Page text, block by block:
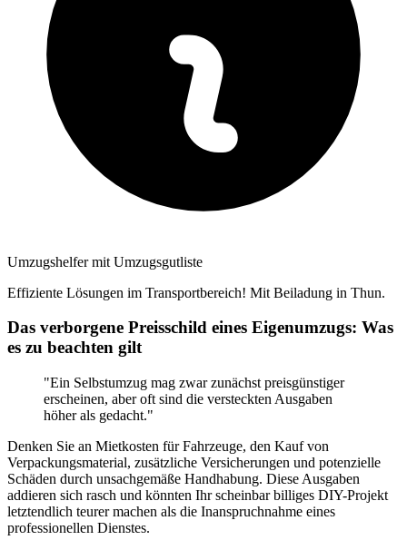
Umzugshelfer mit Umzugsgutliste
Effiziente Lösungen im Transportbereich! Mit Beiladung in Thun.
Das verborgene Preisschild eines Eigenumzugs: Was
es zu beachten gilt
"Ein Selbstumzug mag zwar zunächst preisgünstiger
erscheinen, aber oft sind die versteckten Ausgaben
höher als gedacht."
Denken Sie an Mietkosten für Fahrzeuge, den Kauf von
Verpackungsmaterial, zusätzliche Versicherungen und potenzielle
Schäden durch unsachgemäße Handhabung. Diese Ausgaben
addieren sich rasch und könnten Ihr scheinbar billiges DIY-Projekt
letztendlich teurer machen als die Inanspruchnahme eines
professionellen Dienstes.